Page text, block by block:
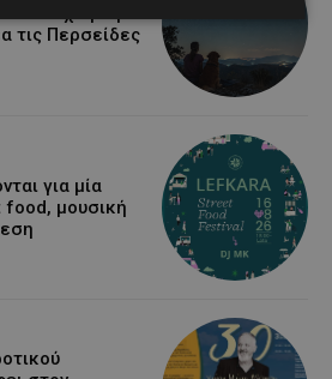
Μαχαιρά με
τις Περσείδες
για μία
food, μουσική